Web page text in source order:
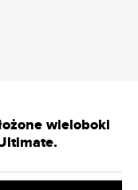
wieloboki